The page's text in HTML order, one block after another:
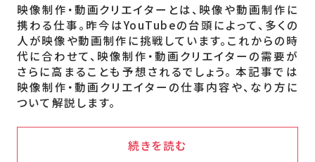
映像制作・動画クリエイターとは、映像や動画制作に
携わる仕事。昨今はYouTubeの台頭によって、多くの
人が映像や動画制作に挑戦しています。これからの時
代に合わせて、映像制作・動画クリエイターの需要が
さらに高まることも予想されるでしょう。 本記事では
映像制作・動画クリエイターの仕事内容や、なり方に
ついて解説します。
続きを読む